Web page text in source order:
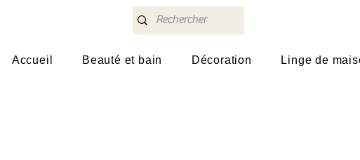
Accueil Beauté et bain Décoration Linge de